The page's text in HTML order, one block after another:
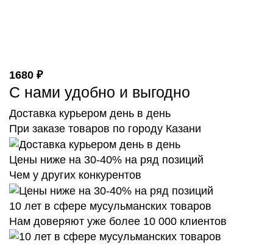
1680 ₽
С нами удобно и выгодно
Доставка курьером день в день
При заказе товаров по городу Казани
Цены ниже на 30-40% на ряд позиций
Чем у других конкурентов
10 лет в сфере мусульманских товаров
Нам доверяют уже более 10 000 клиентов